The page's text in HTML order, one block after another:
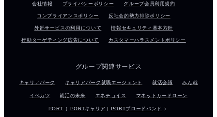
会社情報 プライバシーポリシー グループ会員利用規約
コンプライアンスポリシー 反社会的勢力排除ポリシー
外部サービスの利用について 情報セキュリティ基本方針
行動ターゲティング広告について カスタマーハラスメントポリシー